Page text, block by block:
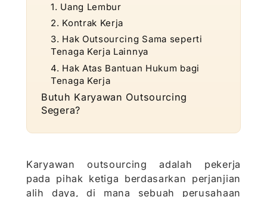
1. Uang Lembur
2. Kontrak Kerja
3. Hak Outsourcing Sama seperti
Tenaga Kerja Lainnya
4. Hak Atas Bantuan Hukum bagi
Tenaga Kerja
Butuh Karyawan Outsourcing
Segera?
Karyawan outsourcing adalah pekerja
pada pihak ketiga berdasarkan perjanjian
alih daya, di mana sebuah perusahaan